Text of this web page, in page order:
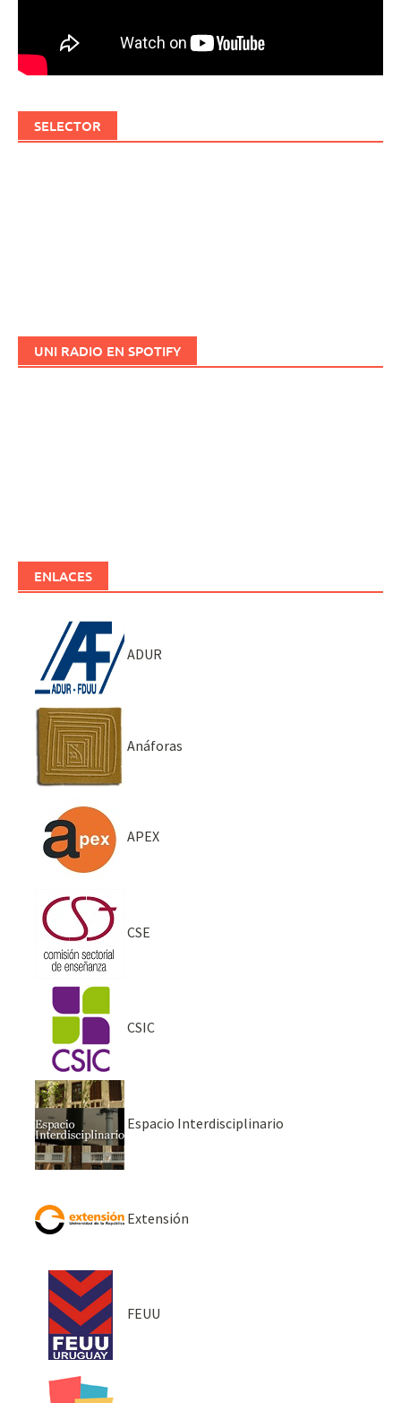
SELECTOR
UNI RADIO EN SPOTIFY
ENLACES
ADUR
Anáforas
APEX
CSE
CSIC
Espacio Interdisciplinario
Extensión
FEUU